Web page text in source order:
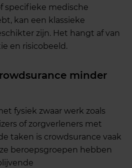
specifieke medische
kan een klassieke
zijn. Het hangt af van
en risicobeeld.
minder
fysiek zwaar werk zoals
of zorgverleners met
taken is crowdsurance vaak
beroepsgroepen hebben